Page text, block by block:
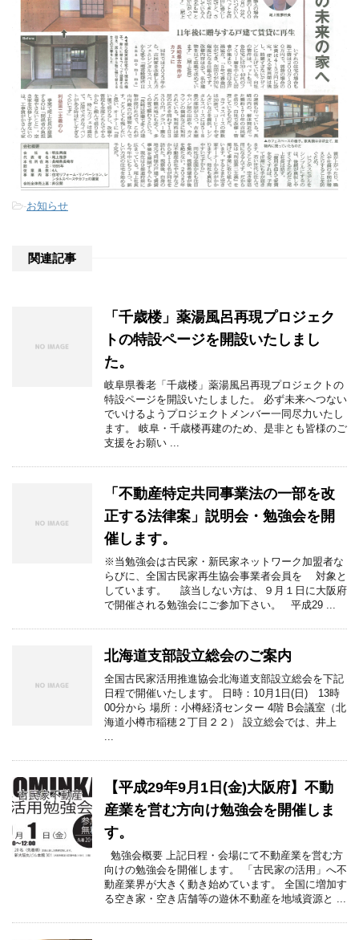
-お知らせ
関連記事
「千歳楼」薬湯風呂再現プロジェク
トの特設ページを開設いたしまし
た。
岐阜県養老「千歳楼」薬湯風呂再現プロジェクトの
特設ページを開設いたしました。 必ず未来へつない
でいけるようプロジェクトメンバー一同尽力いたし
ます。 岐阜・千歳楼再建のため、是非とも皆様のご
支援をお願い ...
「不動産特定共同事業法の一部を改
正する法律案」説明会・勉強会を開
催します。
※当勉強会は古民家・新民家ネットワーク加盟者な
らびに、全国古民家再生協会事業者会員を 対象と
しています。 該当しない方は、９月１日に大阪府
で開催される勉強会にご参加下さい。 平成29 ...
北海道支部設立総会のご案内
全国古民家活用推進協会北海道支部設立総会を下記
日程で開催いたします。 日時：10月1日(日) 13時
00分から 場所：小樽経済センター 4階 B会議室（北
海道小樽市稲穂２丁目２２） 設立総会では、井上
【平成29年9月1日(金)大阪府】不動
産業を営む方向け勉強会を開催しま
す。
勉強会概要 上記日程・会場にて不動産業を営む方
向けの勉強会を開催します。 「古民家の活用」へ不
動産業界が大きく動き始めています。 全国に増加す
る空き家・空き店舗等の遊休不動産を地域資源と ...